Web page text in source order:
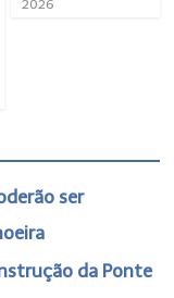
2026
ser
da Ponte